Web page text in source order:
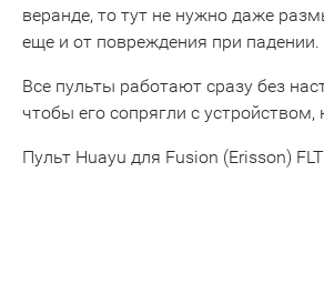
веранде, то тут не нужно даже
еще и от повреждения при
Все пульты работают сразу без
чтобы его сопрягли с устройством,
Пульт Huayu для Fusion (Erisson)